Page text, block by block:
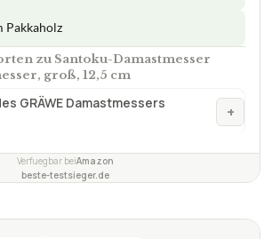
Pakkaholz
zu Santoku-Damastmesser
groß, 12,5 cm
GRÄWE Damastmessers
+
Verfuegbar beiAmazon
beste-testsieger.de